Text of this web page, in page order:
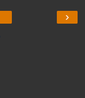
›